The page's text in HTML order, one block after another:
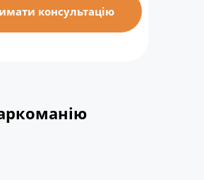
консультацію